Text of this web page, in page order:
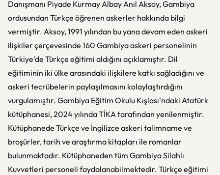
Danışmanı Piyade Kurmay Albay Anıl Aksoy, Gambiya
ordusundan Türkçe öğrenen askerler hakkında bilgi
vermiştir. Aksoy, 1991 yılından bu yana devam eden askeri
ilişkiler çerçevesinde 160 Gambiya askeri personelinin
Türkiye'de Türkçe eğitimi aldığını açıklamıştır. Dil
eğitiminin iki ülke arasındaki ilişkilere katkı sağladığını ve
askeri tecrübelerin paylaşılmasını kolaylaştırdığını
vurgulamıştır. Gambiya Eğitim Okulu Kışlası'ndaki Atatürk
kütüphanesi, 2024 yılında TİKA tarafından yenilenmiştir.
Kütüphanede Türkçe ve İngilizce askeri talimname ve
broşürler, tarih ve araştırma kitapları ile romanlar
bulunmaktadır. Kütüphaneden tüm Gambiya Silahlı
Kuvvetleri personeli faydalanabilmektedir. Türkçe eğitimi